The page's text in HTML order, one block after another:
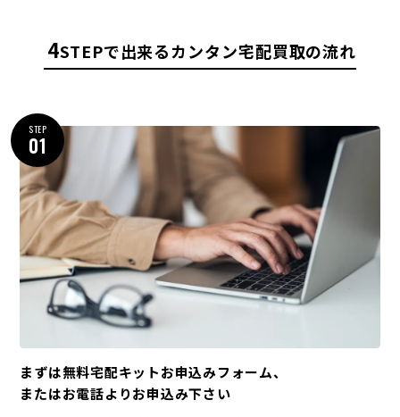
4STEPで出来るカンタン宅配買取の流れ
STEP
01
まずは無料宅配キットお申込みフォーム、
またはお電話よりお申込み下さい